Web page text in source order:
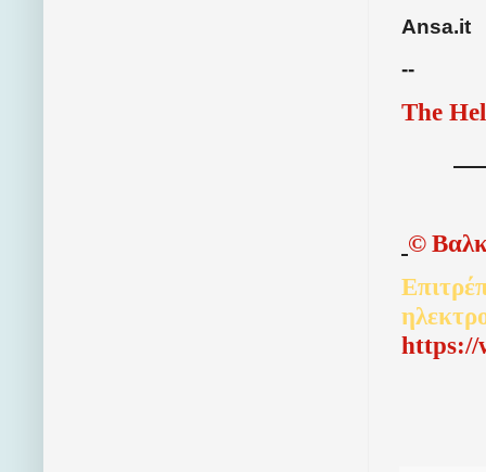
Ansa.it
--
The
©
https://